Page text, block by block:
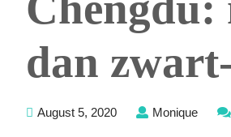
dan
August 5, 2020August Monique